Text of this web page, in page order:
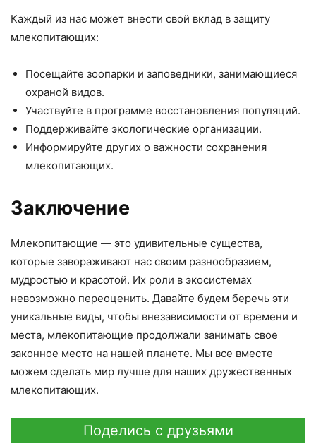
Каждый из нас может внести свой вклад в защиту
млекопитающих:
Посещайте зоопарки и заповедники, занимающиеся
охраной видов.
Участвуйте в программе восстановления популяций.
Поддерживайте экологические организации.
Информируйте других о важности сохранения
млекопитающих.
Заключение
Млекопитающие — это удивительные существа,
которые завораживают нас своим разнообразием,
мудростью и красотой. Их роли в экосистемах
невозможно переоценить. Давайте будем беречь эти
уникальные виды, чтобы внезависимости от времени и
места, млекопитающие продолжали занимать свое
законное место на нашей планете. Мы все вместе
можем сделать мир лучше для наших дружественных
млекопитающих.
Поделись с друзьями